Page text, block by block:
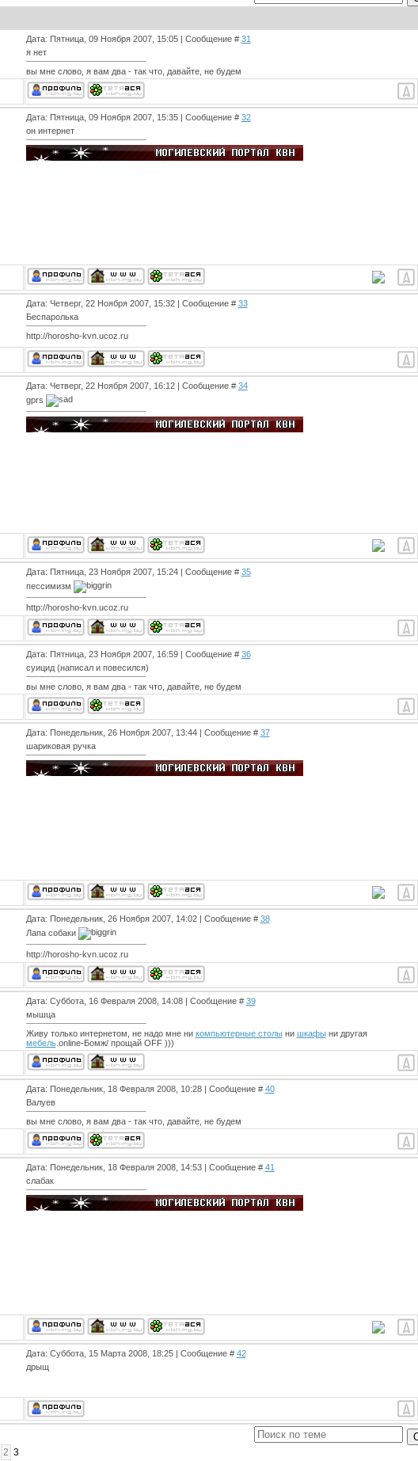
Дата: Пятница, 09 Ноября 2007, 15:05 | Сообщение # 31
я нет
вы мне слово, я вам два - так что, давайте, не будем
Дата: Пятница, 09 Ноября 2007, 15:35 | Сообщение # 32
он интернет
Дата: Четверг, 22 Ноября 2007, 15:32 | Сообщение # 33
Беспаролька
http://horosho-kvn.ucoz.ru
Дата: Четверг, 22 Ноября 2007, 16:12 | Сообщение # 34
gprs
Дата: Пятница, 23 Ноября 2007, 15:24 | Сообщение # 35
пессимизм
http://horosho-kvn.ucoz.ru
Дата: Пятница, 23 Ноября 2007, 16:59 | Сообщение # 36
суицид (написал и повесился)
вы мне слово, я вам два - так что, давайте, не будем
Дата: Понедельник, 26 Ноября 2007, 13:44 | Сообщение # 37
шариковая ручка
Дата: Понедельник, 26 Ноября 2007, 14:02 | Сообщение # 38
Лапа собаки
http://horosho-kvn.ucoz.ru
Дата: Суббота, 16 Февраля 2008, 14:08 | Сообщение # 39
мышца
Живу только интернетом, не надо мне ни компьютерные столыни шкафыни другая
мебель.online-Бомж/ прощай OFF )))
Дата: Понедельник, 18 Февраля 2008, 10:28 | Сообщение # 40
Валуев
вы мне слово, я вам два - так что, давайте, не будем
Дата: Понедельник, 18 Февраля 2008, 14:53 | Сообщение # 41
слабак
Дата: Суббота, 15 Марта 2008, 18:25 | Сообщение # 42
дрыщ
2 3